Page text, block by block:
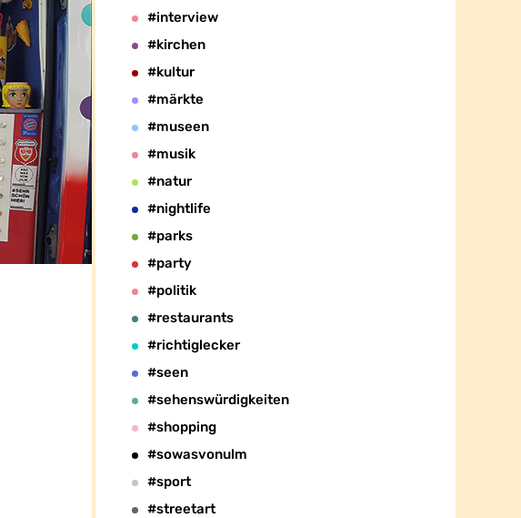
#interview
#kirchen
#kultur
#märkte
#museen
#musik
#natur
#nightlife
#parks
#party
#politik
#restaurants
#richtiglecker
#seen
#sehenswürdigkeiten
#shopping
#sowasvonulm
#sport
#streetart